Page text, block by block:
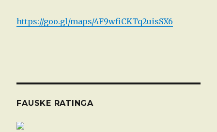
https://goo.gl/maps/4F9wfiCKTq2uisSX6
FAUSKE RATINGA